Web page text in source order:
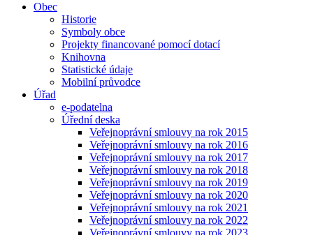
Obec
Historie
Symboly obce
Projekty financované pomocí dotací
Knihovna
Statistické údaje
Mobilní průvodce
Úřad
e-podatelna
Úřední deska
Veřejnoprávní smlouvy na rok 2015
Veřejnoprávní smlouvy na rok 2016
Veřejnoprávní smlouvy na rok 2017
Veřejnoprávní smlouvy na rok 2018
Veřejnoprávní smlouvy na rok 2019
Veřejnoprávní smlouvy na rok 2020
Veřejnoprávní smlouvy na rok 2021
Veřejnoprávní smlouvy na rok 2022
Veřejnoprávní smlouvy na rok 2023